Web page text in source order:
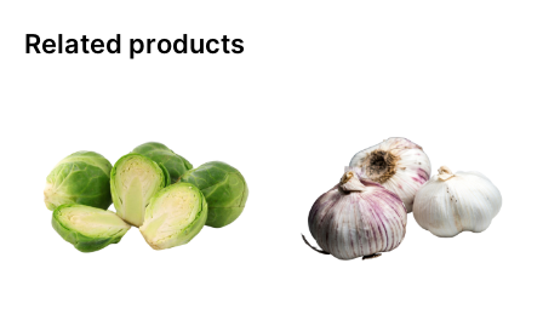
Related products